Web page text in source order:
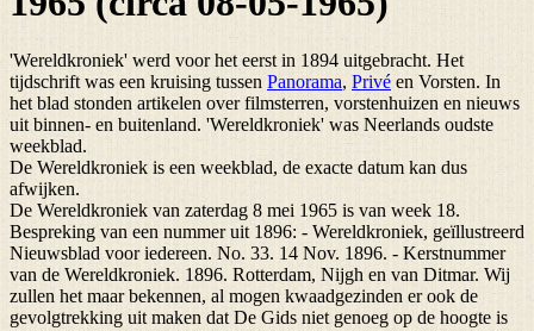
'Wereldkroniek' werd voor het eerst in 1894 uitgebracht. Het
tijdschrift was een kruising tussen Panorama, Privé en Vorsten. In
het blad stonden artikelen over filmsterren, vorstenhuizen en nieuws
uit binnen- en buitenland. 'Wereldkroniek' was Neerlands oudste
weekblad.
De Wereldkroniek is een weekblad, de exacte datum kan dus
afwijken.
De Wereldkroniek van zaterdag 8 mei 1965 is van week 18.
Bespreking van een nummer uit 1896: - Wereldkroniek, geïllustreerd
Nieuwsblad voor iedereen. No. 33. 14 Nov. 1896. - Kerstnummer
van de Wereldkroniek. 1896. Rotterdam, Nijgh en van Ditmar. Wij
zullen het maar bekennen, al mogen kwaadgezinden er ook de
gevolgtrekking uit maken dat De Gids niet genoeg op de hoogte is